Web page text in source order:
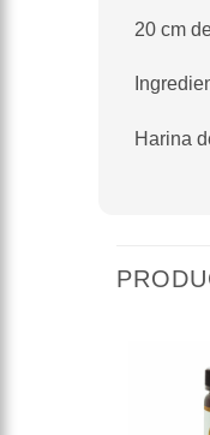
20 cm
Harina